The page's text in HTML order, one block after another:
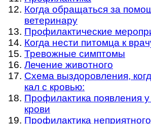
Когда обращаться за
ветеринару
Профилактические
Когда нести питомца к
Тревожные симптомы
Лечение животного
Схема выздоровления,
кал с кровью:
Профилактика появления у
крови
Профилактика